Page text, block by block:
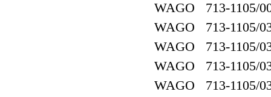
WAGO 713-1105/
WAGO 713-1105/
WAGO 713-1105/
WAGO 713-1105/
WAGO 713-1105/